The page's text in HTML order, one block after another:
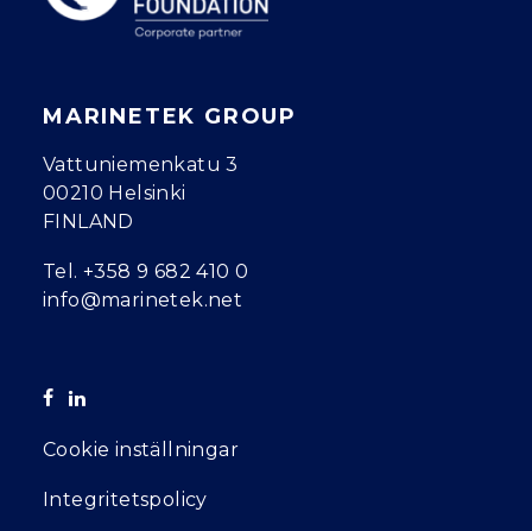
MARINETEK GROUP
Vattuniemenkatu 3
00210 Helsinki
FINLAND
Tel. +358 9 682 410 0
info@marinetek.net
Cookie inställningar
Integritetspolicy